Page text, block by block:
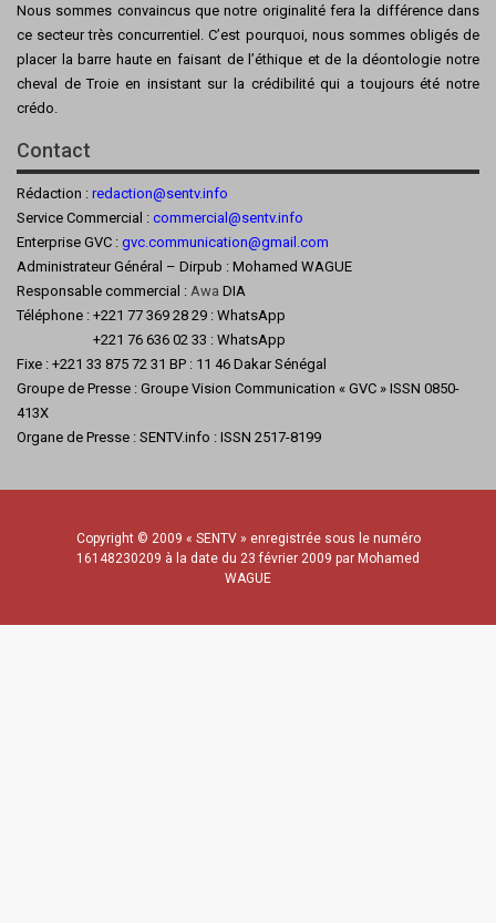
Nous sommes convaincus que notre originalité fera la différence dans
ce secteur très concurrentiel. C’est pourquoi, nous sommes obligés de
placer la barre haute en faisant de l’éthique et de la déontologie notre
cheval de Troie en insistant sur la crédibilité qui a toujours été notre
crédo.
Contact
Rédaction : redaction@sentv.info
Service Commercial : commercial@sentv.info
Enterprise GVC : gvc.communication@gmail.com
Administrateur Général – Dirpub : Mohamed WAGUE
Responsable commercial : Awa DIA
Téléphone : +221 77 369 28 29 : WhatsApp
+221 76 636 02 33 : WhatsApp
Fixe : +221 33 875 72 31 BP : 11 46 Dakar Sénégal
Groupe de Presse : Groupe Vision Communication « GVC » ISSN 0850-
413X
Organe de Presse : SENTV.info : ISSN 2517-8199
Copyright © 2009 « SENTV » enregistrée sous le numéro
16148230209 à la date du 23 février 2009 par Mohamed
WAGUE